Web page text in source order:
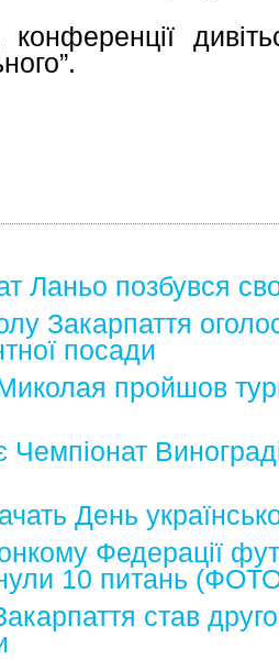
Ланьо позбувся
Закарпаття
посади
пройшов
Чемпіонат
День
Федерації
10 питань
став